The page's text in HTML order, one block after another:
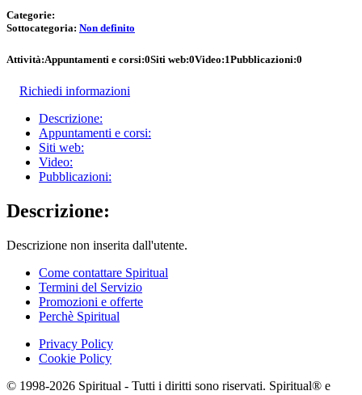
Categorie:
Sottocategoria: Non definito
Attività:Appuntamenti e corsi:0Siti web:0Video:1Pubblicazioni:0
Richiedi informazioni
Descrizione:
Appuntamenti e corsi:
Siti web:
Video:
Pubblicazioni:
Descrizione:
Descrizione non inserita dall'utente.
Come contattare Spiritual
Termini del Servizio
Promozioni e offerte
Perchè Spiritual
Privacy Policy
Cookie Policy
© 1998-2026 Spiritual - Tutti i diritti sono riservati. Spiritual® e